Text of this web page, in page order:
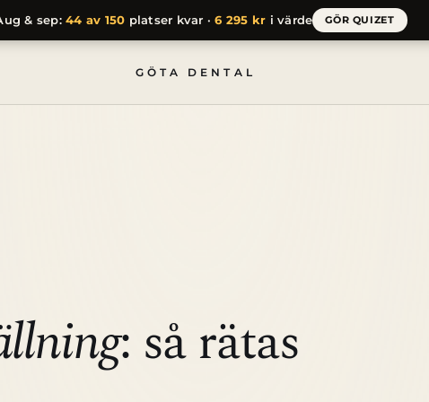
GÖTA DENTAL
: så rätas
& sep:44 av 150 platser kvar ·6 295 kr i värde GÖR QUIZET